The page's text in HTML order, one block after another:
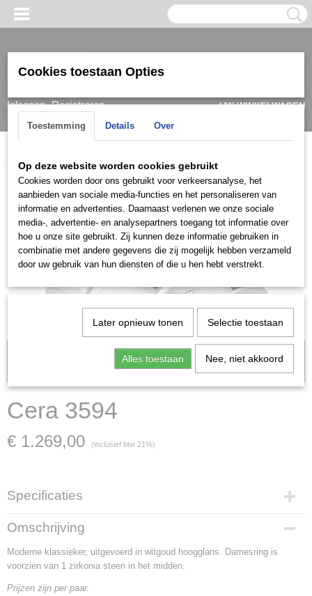
Inloggen Registreren
UW WINKELWAGEN
(0)
Home > > Trouwringen / Wedding Cera collectie
3594
Let op: het kan voorkomen dat het product onlangs in de zaak is
verkocht; in dat geval nemen wij contact met u op.
Cera 3594
€ 1.269,00 (inclusief btw 21%)
Specificaties
Artikelnummer
Cera 3594
Materiaal
witgoud
Goud Karaat
Omschrijving
Moderne klassieker, uitgevoerd in witgoud hoogglans. Damesring is
voorzien van 1 zirkonia steen in het midden.
Prijzen zijn per paar.
Cookies toestaan Opties
Toestemming Details Over
Op deze website worden cookies gebruikt
Cookies worden door ons gebruikt voor verkeersanalyse, het
aanbieden van sociale media-functies en het personaliseren van
informatie en advertenties. Daarnaast verlenen we onze sociale
media-, advertentie- en analysepartners toegang tot informatie over
hoe u onze site gebruikt. Zij kunnen deze informatie gebruiken in
combinatie met andere gegevens die zij mogelijk hebben verzameld
door uw gebruik van hun diensten of die u hen hebt verstrekt.
Later opnieuw tonen Selectie toestaan
Alles toestaan Nee, niet akkoord